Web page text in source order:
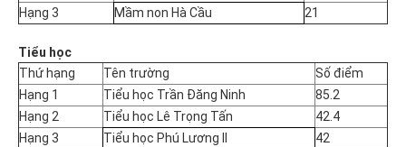
Hạng 3
Mầm non Hà Cầu 21
Tiểu học
Thứ hạng
Tên trường
Số điểm
Hạng 1
Tiểu học Trần Đăng Ninh
85.2
Hạng 2
Tiểu học Lê Trọng Tấn
42.4
Hạng 3
Tiểu học Phú Lương II 42